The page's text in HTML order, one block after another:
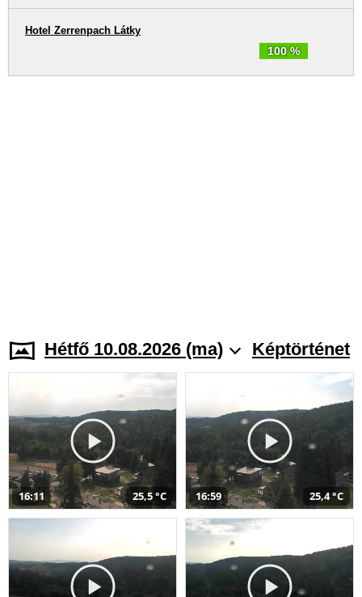
100 %
Hotel Zerrenpach Látky
Hétfő 10.08.2026 (ma) Képtörténet
16:11 25,5 °C 16:59 25,4 °C